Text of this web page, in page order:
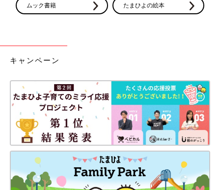
ムック書籍 たまひよの絵本
キャンペーン